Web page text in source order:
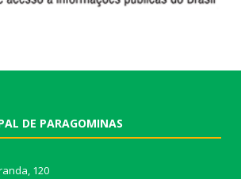
DE PARAGOMINAS
120